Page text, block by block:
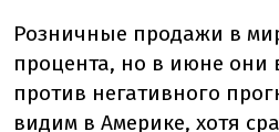
Розничные продажи в
процента, но в июне они
против негативного
видим в Америке, хотя